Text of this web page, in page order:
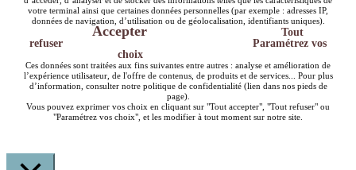
votre terminal ainsi que certaines données personnelles (par exemple : adresses IP,
données de navigation, d’utilisation ou de géolocalisation, identifiants uniques).
Accepter
Tout
refuser
Paramétrez vos
choix
Ces données sont traitées aux fins suivantes entre autres : analyse et amélioration de
l’expérience utilisateur, de l'offre de contenus, de produits et de services... Pour plus
d’information, consulter notre politique de confidentialité (lien dans nos pieds de
page).
Vous pouvez exprimer vos choix en cliquant sur "Tout accepter", "Tout refuser" ou
"Paramétrez vos choix", et les modifier à tout moment sur notre site.